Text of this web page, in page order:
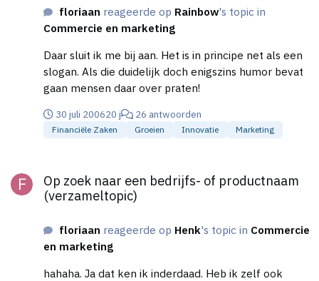
een goed tarief hanteren.
floriaan reageerde op Rainbow's topic in
Commercie en marketing
Daar sluit ik me bij aan. Het is in principe net als een
slogan. Als die duidelijk doch enigszins humor bevat
gaan mensen daar over praten!
30 juli 200620 j 26 antwoorden
Financiële Zaken Groeien Innovatie Marketing
Op zoek naar een bedrijfs- of productnaam
(verzameltopic)
floriaan reageerde op Henk's topic in Commercie
en marketing
hahaha. Ja dat ken ik inderdaad. Heb ik zelf ook